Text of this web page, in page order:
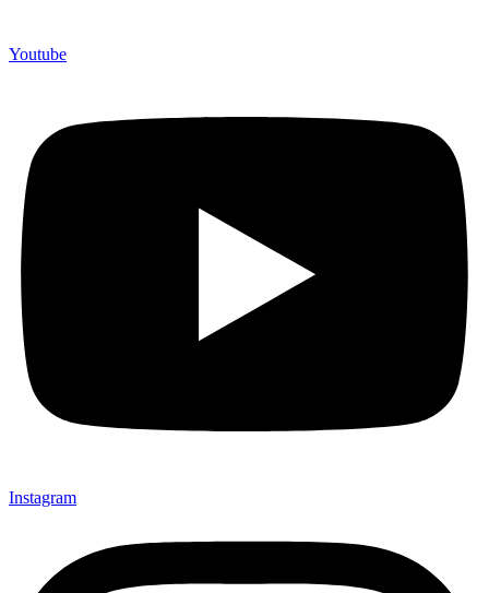
Youtube
Instagram